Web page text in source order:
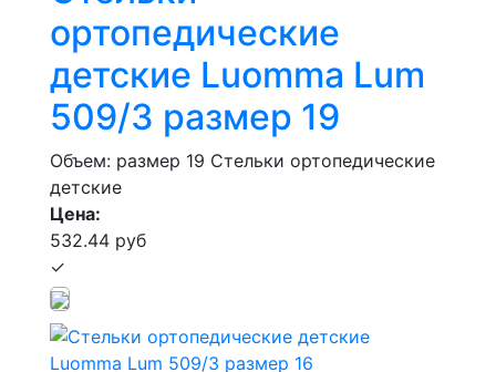
ортопедические
детские Luomma Lum
509/3 размер 19
Объем: размер 19 Стельки ортопедические
детские
Цена:
532.44 руб
✓